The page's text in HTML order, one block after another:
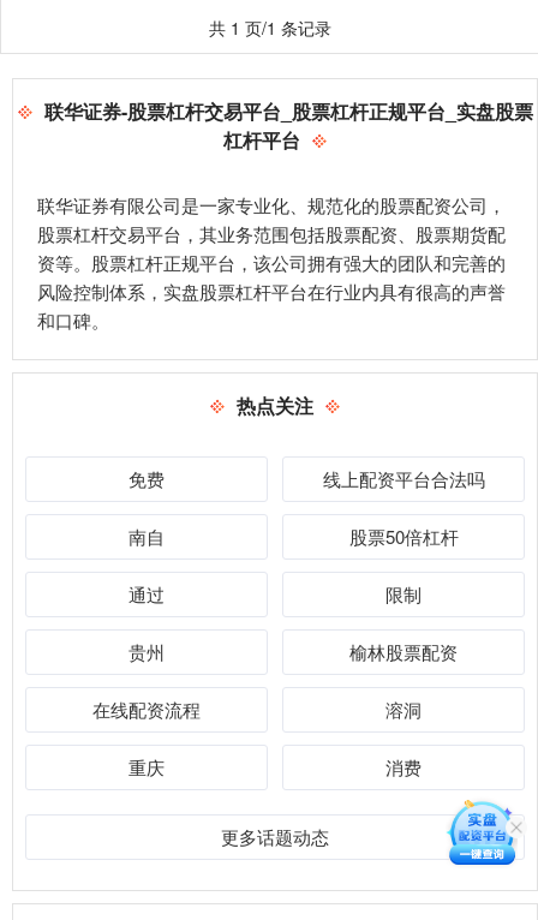
共 1 页/1 条记录
联华证券-股票杠杆交易平台_股票杠杆正规平台_实盘股票
杠杆平台
联华证券有限公司是一家专业化、规范化的股票配资公司，
股票杠杆交易平台，其业务范围包括股票配资、股票期货配
资等。股票杠杆正规平台，该公司拥有强大的团队和完善的
风险控制体系，实盘股票杠杆平台在行业内具有很高的声誉
和口碑。
热点关注
免费 线上配资平台合法吗
南自 股票50倍杠杆
通过 限制
贵州 榆林股票配资
在线配资流程 溶洞
重庆 消费
更多话题动态